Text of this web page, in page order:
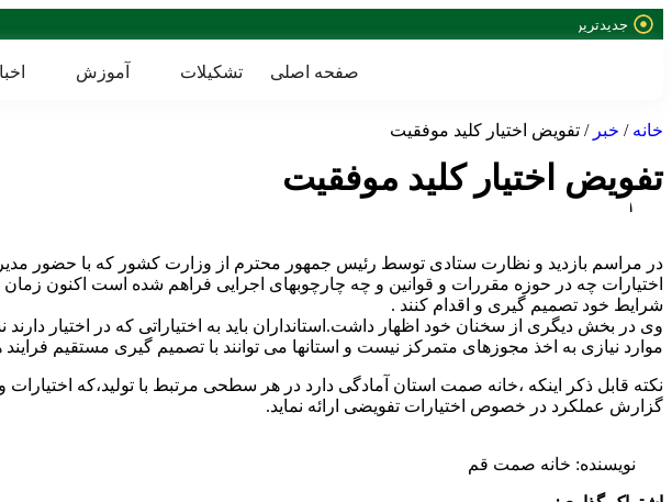
جدیدترین
خبرها:
صفحه اصلی تشکیلات آموزش
خانه / خبر / تفویض اختیار کلید موفقیت
تفویض اختیار کلید موفقیت
۱
۵
-
۰
۱
-
۰
در مراسم بازدید و نظارت ستادی توسط رئیس جمهور محترم از وزارت کشور که با حضور
اختیارات چه در حوزه مقررات و قوانین و چه چارچوبهای اجرایی فراهم شده است اکنون زمان
شرایط خود تصمیم گیری و اقدام کنند .
وی در بخش دیگری از سخنان خود اظهار داشت.استانداران باید به اختیاراتی که در اختیار
موارد نیازی به اخذ مجوزهای متمرکز نیست و استانها می توانند با تصمیم گیری مستقیم فرایند
نکته قابل ذکر اینکه ،خانه صمت استان آمادگی دارد در هر سطحی مرتبط با تولید،که
گزارش عملکرد در خصوص اختیارات تفویضی ارائه نماید.
نویسنده: خانه صمت قم